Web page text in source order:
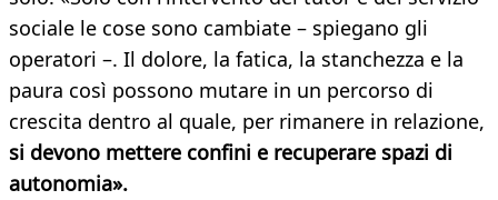
sociale le cose sono cambiate – spiegano gli
operatori –. Il dolore, la fatica, la stanchezza e la
paura così possono mutare in un percorso di
crescita dentro al quale, per rimanere in relazione,
si devono mettere confini e recuperare spazi di
autonomia».